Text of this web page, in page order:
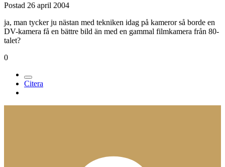
Postad 26 april 2004
ja, man tycker ju nästan med tekniken idag på kameror så borde en
DV-kamera få en bättre bild än med en gammal filmkamera från 80-
talet?
0
Citera